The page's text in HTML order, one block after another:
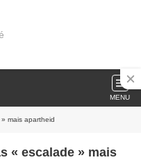
MENU
mais apartheid
« escalade » mais